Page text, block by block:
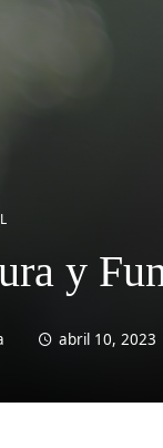
y
abril 10, 2023